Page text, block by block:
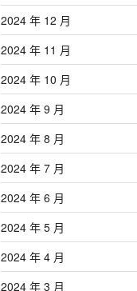
2024 年 12 月
2024 年 11 月
2024 年 10 月
2024 年 9 月
2024 年 8 月
2024 年 7 月
2024 年 6 月
2024 年 5 月
2024 年 4 月
2024 年 3 月